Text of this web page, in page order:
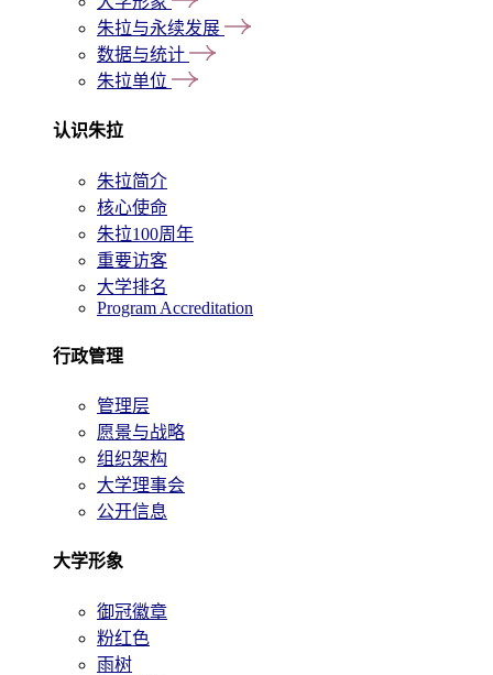
朱拉与永续发展
数据与统计
朱拉单位
认识朱拉
朱拉简介
核心使命
朱拉100周年
重要访客
大学排名
Program Accreditation
行政管理
管理层
愿景与战略
组织架构
大学理事会
公开信息
大学形象
御冠徽章
粉红色
雨树